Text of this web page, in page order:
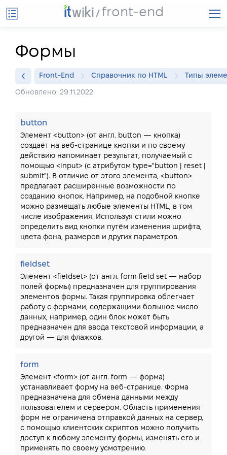
front-end
Формы
Front-End Справочник по HTML Типы
Обновлено: 29.11.2022
button
Элемент <button> (от англ. button — кнопка)
создаёт на веб-странице кнопки и по своему
действию напоминает результат, получаемый с
помощью <input> (с атрибутом type="button | reset |
submit"). В отличие от этого элемента, <button>
предлагает расширенные возможности по
созданию кнопок. Например, на подобной кнопке
можно размещать любые элементы HTML, в том
числе изображения. Используя стили можно
определить вид кнопки путём изменения шрифта,
цвета фона, размеров и других параметров.
fieldset
Элемент <fieldset> (от англ. form field set — набор
полей формы) предназначен для группирования
элементов формы. Такая группировка облегчает
работу с формами, содержащими большое число
данных, например, один блок может быть
предназначен для ввода текстовой информации, а
другой — для флажков.
form
Элемент <form> (от англ. form — форма)
устанавливает форму на веб-странице. Форма
предназначена для обмена данными между
пользователем и сервером. Область применения
форм не ограничена отправкой данных на сервер,
с помощью клиентских скриптов можно получить
доступ к любому элементу формы, изменять его и
применять по своему усмотрению.